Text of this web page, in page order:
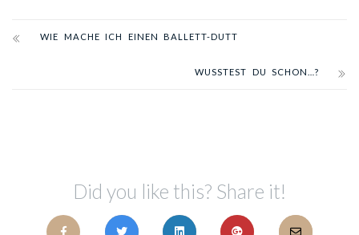
WIE MACHE ICH EINEN BALLETT-DUTT
WUSSTEST DU SCHON…?
Did you like this? Share it!